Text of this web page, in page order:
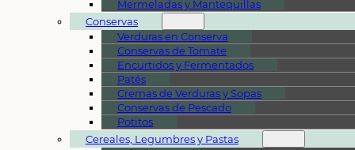
Mermeladas y Mantequillas
Conservas
Verduras en Conserva
Conservas de Tomate
Encurtidos y Fermentados
Patés
Cremas de Verduras y Sopas
Conservas de Pescado
Potitos
Cereales, Legumbres y Pastas